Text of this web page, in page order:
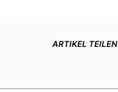
ARTIKEL TEILEN